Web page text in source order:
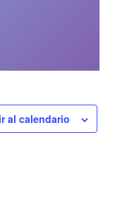
al calendario